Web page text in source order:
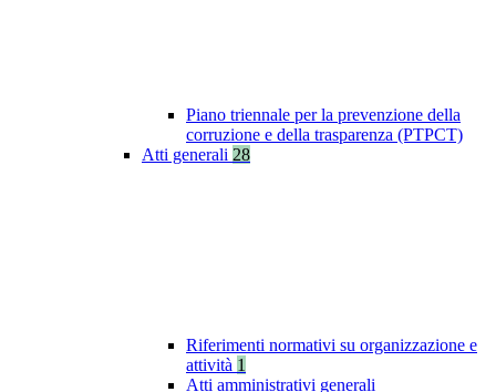
Piano triennale per la prevenzione della
corruzione e della trasparenza (PTPCT)
Atti generali 28
Riferimenti normativi su organizzazione e
attività 1
Atti amministrativi generali